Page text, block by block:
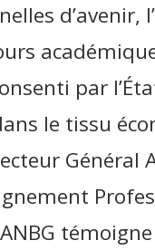
d’avenir,
par
le tissu
Général